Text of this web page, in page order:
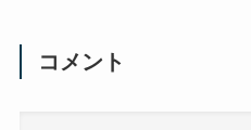
コメント